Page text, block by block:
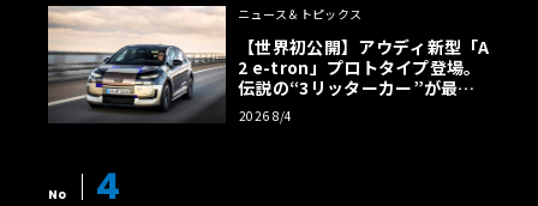
ニュース＆トピックス
【世界初公開】アウディ新型「A
2 e-tron」プロトタイプ登場。
伝説の“3リッターカー”が最高
効率エントリーBEVとして復活
【画像38枚】
2026 8/4
No 4